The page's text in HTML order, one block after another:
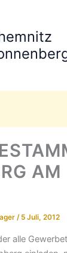
AM
/ 5 Juli, 2012
alle